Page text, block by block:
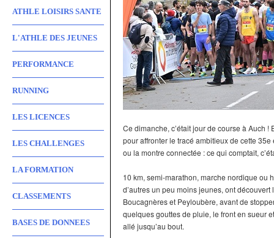
ATHLE LOISIRS SANTE
L'ATHLE DES JEUNES
PERFORMANCE
RUNNING
LES LICENCES
LES CHALLENGES
LA FORMATION
CLASSEMENTS
BASES DE DONNEES
Ce dimanche, c’était jour de course à Auch
pour affronter le tracé ambitieux de cette
ou la montre connectée : ce qui comptait,
10 km, semi-marathon, marche nordique ou
d’autres un peu moins jeunes, ont
Boucagnères et Peyloubère, avant de
quelques gouttes de pluie, le front en sueur
allé jusqu’au bout.